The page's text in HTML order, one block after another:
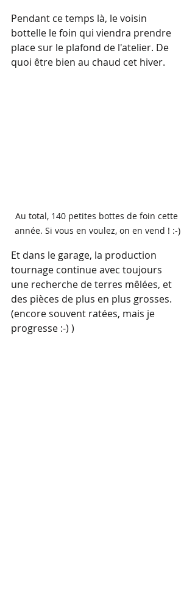
Pendant ce temps là, le voisin
bottelle le foin qui viendra prendre
place sur le plafond de l'atelier. De
quoi être bien au chaud cet hiver.
Au total, 140 petites bottes de foin cette
année. Si vous en voulez, on en vend ! :-)
Et dans le garage, la production
tournage continue avec toujours
une recherche de terres mêlées, et
des pièces de plus en plus grosses.
(encore souvent ratées, mais je
progresse :-) )